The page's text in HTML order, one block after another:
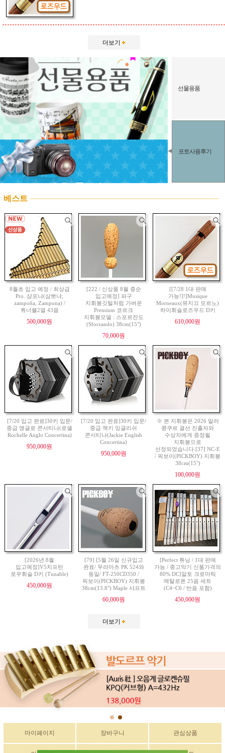
더보기
선물용품
포토사용후기
베스트
8월초 입고 예정 / 최상급
Pro. 샴포냐(삼뽀냐;
zampoña, Zampona) /
튜너블2열 43음
500,000원
[222 / 신상품 8월 중순
입고예정] 파구
지휘봉깃털처럼 가벼운
Premium 코르크
지휘봉모델 : 스포르잔도
(Sforzando) 38cm(15")
70,000원
[[7/28 1대 판매
가능!]!]Musique
Morneaux(뮤지끄 모르노)
하이휘슬로즈우드 D키
610,000원
[7/20 입고 완료]30키 입문/
중급 앵글로 콘서티나(로셸
Rochelle Anglo Concertina)
950,000원
[7/20 입고 완료]30키 입문/
중급 잭키 잉글리쉬
콘서티나(Jackie English
Concertina)
950,000원
※ 본 지휘봉은 2026 말러
콩쿠르 결선 진출자와
수상자에게 증정될
지휘봉으로
선정되었습니다.[37] NC-E
/ 픽보이(PICKBOY) 지휘봉
38cm(15")
100,000원
[2026년 8월
입고예정]V5치프턴
로우휘슬 D키 (Tunable)
450,000원
[79] [5월 26일 신규입고
완료/ 무라마츠 PK 524와
동일/ FT-250CD350 /
픽보이(PICKBOY) 지휘봉
38cm(13.8") Maple 샤프트
60,000원
[Perfect 튜닝 / 1대 판매
가능 / 중고악기 신품가격의
80% DC]알토 크로마틱
메탈로폰 25음 세트
(C4~C6 / 반음 포함)
450,000원
더보기
마이페이지 장바구니 관심상품